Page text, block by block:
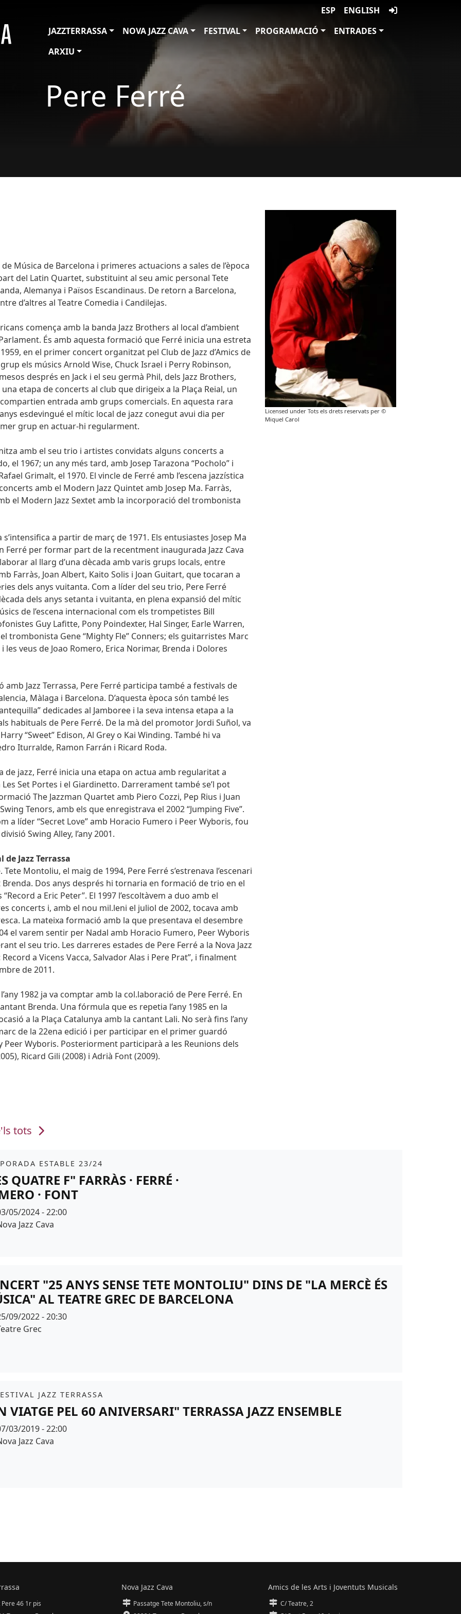
ESP
ENGLISH
JAZZTERRASSA
NOVA JAZZ CAVA FESTIVAL PROGRAMACIÓ
ENTRADES
ARXIU
Pere Ferré
Música de Barcelona i primeres actuacions a sales de l’època
del Latin Quartet, substituint al seu amic personal Tete
Alemanya i Països Escandinaus. De retorn a Barcelona,
d’altres al Teatre Comedia i Candilejas.
comença amb la banda Jazz Brothers al local d’ambient
És amb aquesta formació que Ferré inicia una estreta
en el primer concert organitzat pel Club de Jazz d’Amics de
els músics Arnold Wise, Chuck Israel i Perry Robinson,
després en Jack i el seu germà Phil, dels Jazz Brothers,
etapa de concerts al club que dirigeix a la Plaça Reial, un
entrada amb grups comercials. En aquesta rara
esdevingué el mític local de jazz conegut avui dia per
grup en actuar-hi regularment.
amb el seu trio i artistes convidats alguns concerts a
el 1967; un any més tard, amb Josep Tarazona “Pocholo” i
Grimalt, el 1970. El vincle de Ferré amb l’escena jazzística
amb el Modern Jazz Quintet amb Josep Ma. Farràs,
el Modern Jazz Sextet amb la incorporació del trombonista
a partir de març de 1971. Els entusiastes Josep Ma
Ferré per formar part de la recentment inaugurada Jazz Cava
al llarg d’una dècada amb varis grups locals, entre
Farràs, Joan Albert, Kaito Solis i Joan Guitart, que tocaran a
dels anys vuitanta. Com a líder del seu trio, Pere Ferré
dels anys setanta i vuitanta, en plena expansió del mític
de l’escena internacional com els trompetistes Bill
Guy Lafitte, Pony Poindexter, Hal Singer, Earle Warren,
trombonista Gene “Mighty Fle” Conners; els guitarristes Marc
veus de Joao Romero, Erica Norimar, Brenda i Dolores
amb Jazz Terrassa, Pere Ferré participa també a festivals de
Màlaga i Barcelona. D’aquesta època són també les
dedicades al Jamboree i la seva intensa etapa a la
habituals de Pere Ferré. De la mà del promotor Jordi Suñol, va
“Sweet” Edison, Al Grey o Kai Winding. També hi va
Iturralde, Ramon Farrán i Ricard Roda.
de jazz, Ferré inicia una etapa on actua amb regularitat a
Set Portes i el Giardinetto. Darrerament també se’l pot
The Jazzman Quartet amb Piero Cozzi, Pep Rius i Juan
Tenors, amb els que enregistrava el 2002 “Jumping Five”.
a líder “Secret Love” amb Horacio Fumero i Peer Wyboris, fou
Swing Alley, l’any 2001.
de Jazz Terrassa
Montoliu, el maig de 1994, Pere Ferré s’estrenava l’escenari
Brenda. Dos anys després hi tornaria en formació de trio en el
a Eric Peter”. El 1997 l’escoltàvem a duo amb el
concerts i, amb el nou mil.leni el juliol de 2002, tocava amb
La mateixa formació amb la que presentava el desembre
el varem sentir per Nadal amb Horacio Fumero, Peer Wyboris
el seu trio. Les darreres estades de Pere Ferré a la Nova Jazz
a Vicens Vacca, Salvador Alas i Pere Prat”, i finalment
de 2011.
1982 ja va comptar amb la col.laboració de Pere Ferré. En
Brenda. Una fórmula que es repetia l’any 1985 en la
a la Plaça Catalunya amb la cantant Lali. No serà fins l’any
de la 22ena edició i per participar en el primer guardó
Wyboris. Posteriorment participarà a les Reunions dels
Ricard Gili (2008) i Adrià Font (2009).
Licensed under Tots els drets reservats per ©
Miquel Carol
tots
ESTABLE 23/24
QUATRE F" FARRÀS · FERRÉ ·
· FONT
05/2024 - 22:00
Jazz Cava
"25 ANYS SENSE TETE MONTOLIU" DINS DE "LA MERCÈ ÉS
AL TEATRE GREC DE BARCELONA
09/2022 - 20:30
Grec
JAZZ TERRASSA
VIATGE PEL 60 ANIVERSARI" TERRASSA JAZZ ENSEMBLE
03/2019 - 22:00
Jazz Cava
Pere 46 1r pis
Nova Jazz Cava
Passatge Tete Montoliu, s/n
Amics de les Arts i Joventuts Musicals
C/ Teatre, 2